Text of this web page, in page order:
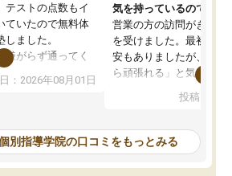
テストの点数もイ
ていたので無料体
ました。
がらず通ってく
、いつも笑顔で対
なので夜の時間帯
時間帯は手狭では
す。
：2026年08月01日
気を持っているので安心
営業の方の訪問がきっか
を受けました。最初は続
安もありましたが、子ど
ら頑張れる」と気に入り
ても分かりやすく、学
方を丁寧に教えてくださ
が深まっていると感じま
熱心で、一人ひとりの苦
投稿日：
別指導学院の口コミをもっとみる